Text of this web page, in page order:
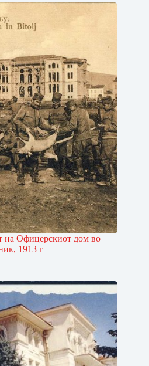
на Офицерскиот дом во
1913 г